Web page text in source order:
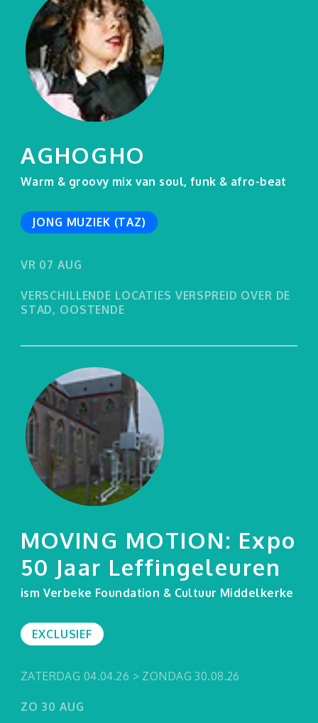
LIJFSTROOM
PUSH THE BUTTON
ROUGH DIAMONDS
GROWING UP IN
PUBLIC
AGHOGHO
Warm & groovy mix van soul, funk & afro-beat
JONG MUZIEK (TAZ)
VR 07 AUG
VERSCHILLENDE LOCATIES VERSPREID OVER DE
STAD, OOSTENDE
MOVING MOTION: Expo
50 Jaar Leffingeleuren
ism Verbeke Foundation & Cultuur Middelkerke
EXCLUSIEF
ZATERDAG 04.04.26 > ZONDAG 30.08.26
ZO 30 AUG
Agenda
Muziekcafé De